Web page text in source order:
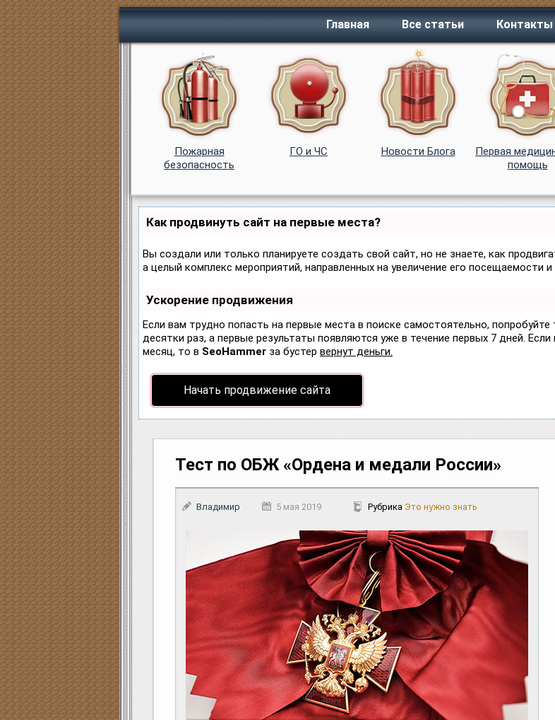
Главная Все статьи Контакты
Пожарная
безопасность
ГО и ЧС Новости Блога
Первая
помощь
Как продвинуть сайт на первые места?
Вы создали или только планируете создать свой сайт, но не знаете, как
а целый комплекс мероприятий, направленных на увеличение его посещаемости
Ускорение продвижения
Если вам трудно попасть на первые места в поиске самостоятельно, попробуйте
десятки раз, а первые результаты появляются уже в течение первых 7 дней.
месяц, то в SeoHammer за бустер вернут деньги.
Начать продвижение сайта
Тест по ОБЖ «Ордена и медали России»
Владимир 5 мая 2019 Рубрика Это нужно знать